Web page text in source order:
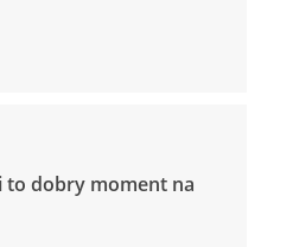
to dobry moment na